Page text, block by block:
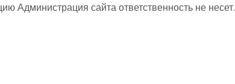
Администрация сайта ответственность не несет.